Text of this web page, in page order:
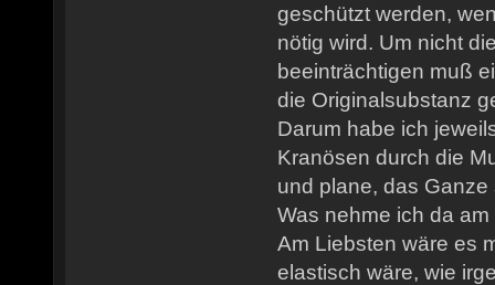
geschützt werden,
nötig wird. Um nicht
beeinträchtigen muß
die Originalsubstanz
Darum habe ich
Kranösen durch die
und plane, das
Was nehme ich da
Am Liebsten wäre es
elastisch wäre, wie